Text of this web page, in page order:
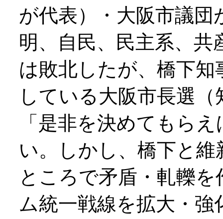
が代表）・大阪市議
明、自民、民主系、
は敗北したが、橋下
している大阪市長選
「是非を決めてもら
い。しかし、橋下と
ところで矛盾・軋轢
ム統一戦線を拡大・